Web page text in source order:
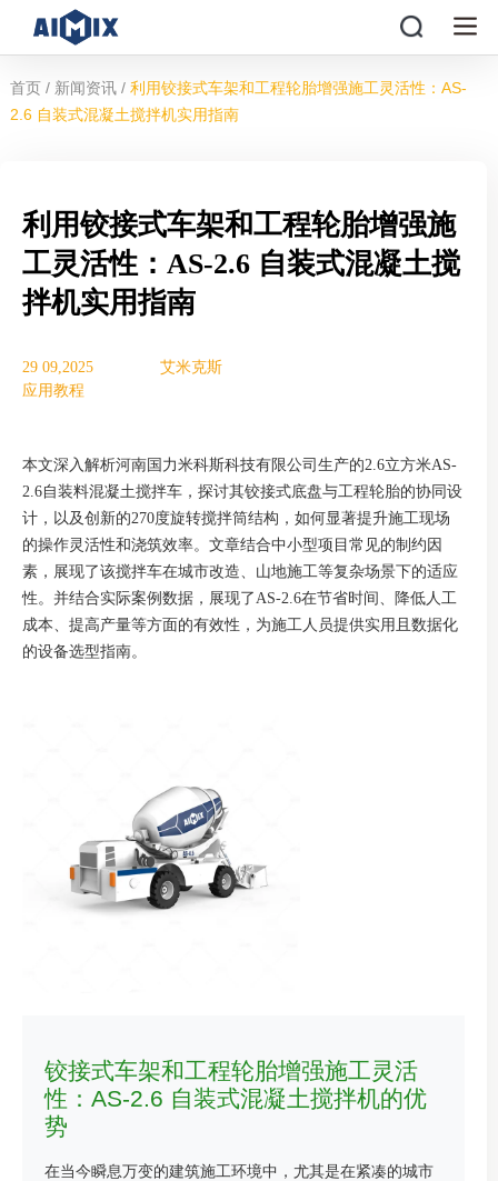
首页 / 新闻资讯 / 利用铰接式车架和工程轮胎增强施工灵活性：AS-
2.6 自装式混凝土搅拌机实用指南
利用铰接式车架和工程轮胎增强施
工灵活性：AS-2.6 自装式混凝土搅
拌机实用指南
29 09,2025
艾米克斯
应用教程
本文深入解析河南国力米科斯科技有限公司生产的2.6立方米AS-
2.6自装料混凝土搅拌车，探讨其铰接式底盘与工程轮胎的协同设
计，以及创新的270度旋转搅拌筒结构，如何显著提升施工现场
的操作灵活性和浇筑效率。文章结合中小型项目常见的制约因
素，展现了该搅拌车在城市改造、山地施工等复杂场景下的适应
性。并结合实际案例数据，展现了AS-2.6在节省时间、降低人工
成本、提高产量等方面的有效性，为施工人员提供实用且数据化
的设备选型指南。
铰接式车架和工程轮胎增强施工灵活
性：AS-2.6 自装式混凝土搅拌机的优
势
在当今瞬息万变的建筑施工环境中，尤其是在紧凑的城市